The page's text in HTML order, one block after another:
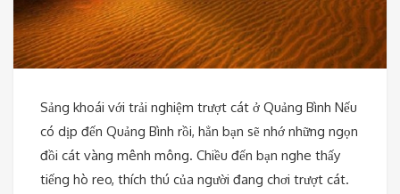
Sảng khoái với trải nghiệm trượt cát ở Quảng Bình Nếu
có dịp đến Quảng Bình rồi, hẳn bạn sẽ nhớ những ngọn
đồi cát vàng mênh mông. Chiều đến bạn nghe thấy
tiếng hò reo, thích thú của người đang chơi trượt cát.